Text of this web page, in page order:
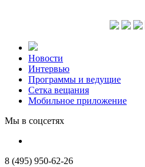
Новости
Интервью
Программы и ведущие
Сетка вещания
Мобильное приложение
Мы в соцсетях
8 (495) 950-62-26